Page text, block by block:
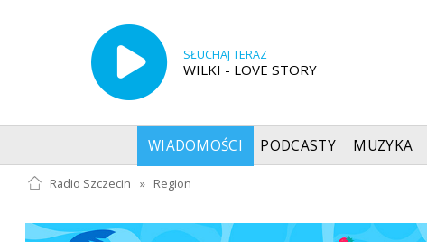
SŁUCHAJ TERAZ
WILKI - LOVE STORY
WIADOMOŚCI PODCASTY MUZYKA
Radio Szczecin » Region